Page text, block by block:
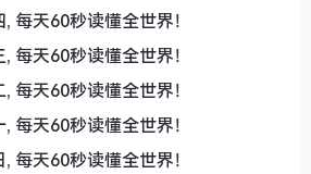
每天60秒读懂全世界！
每天60秒读懂全世界！
每天60秒读懂全世界！
每天60秒读懂全世界！
每天60秒读懂全世界！